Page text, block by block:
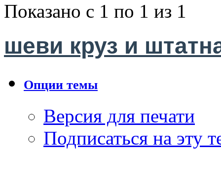
Показано с 1 по 1 из 1
шеви круз и
Опции темы
Версия для печати
Подписаться на эту